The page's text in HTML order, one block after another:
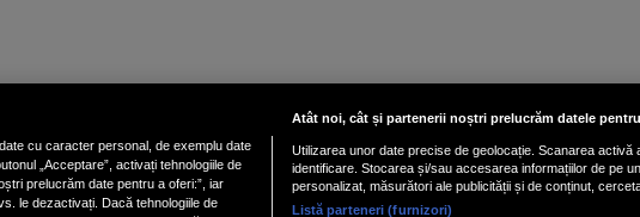
Vezi versiune mobil
cu caracter personal, de exemplu date
„Acceptare”, activați tehnologiile de
prelucrăm date pentru a oferi:”, iar
le dezactivați. Dacă tehnologiile de
Atât noi, cât și partenerii noștri prelucrăm datele
Utilizarea unor date precise de geolocație. Scanarea activă
identificare. Stocarea și/sau accesarea informațiilor de pe
personalizat, măsurători ale publicității și de conținut,
Listă parteneri (furnizori)